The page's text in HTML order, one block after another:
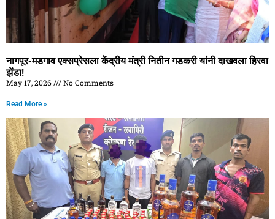
नागपूर-मडगाव एक्सप्रेसला केंद्रीय मंत्री नितीन गडकरी यांनी दाखवला हिरवा
झेंडा!
May 17, 2026 No Comments
Read More »